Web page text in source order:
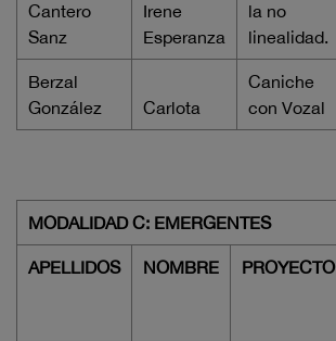
Cantero
Sanz
Irene
Esperanza
la no
linealidad.
Berzal
González
Carlota
Caniche
con Vozal
MODALIDAD C: EMERGENTES
APELLIDOS NOMBRE PROYECTO